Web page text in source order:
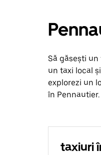
Să găsești
un taxi local
explorezi un
în Pennautier.
taxiuri